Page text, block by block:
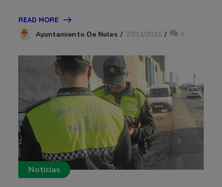
READ MORE
Ayuntamiento De Nules 27/11/2021 0
Noticias